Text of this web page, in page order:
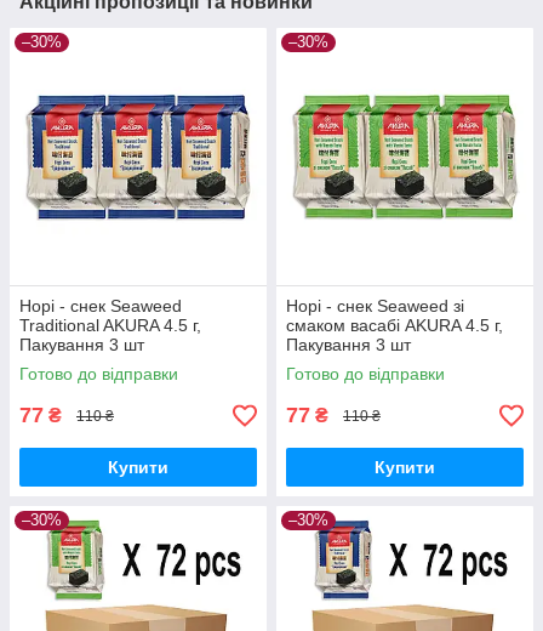
–30%
Норі - снек Seaweed
Traditional AKURA 4.5 г,
Пакування 3 шт
Готово до відправки
77 ₴ 110 ₴
Купити
–30%
Норі - снек Seaweed зі
смаком васабі AKURA 4.5 г,
Пакування 3 шт
Готово до відправки
77 ₴ 110 ₴
Купити
–30% –30%